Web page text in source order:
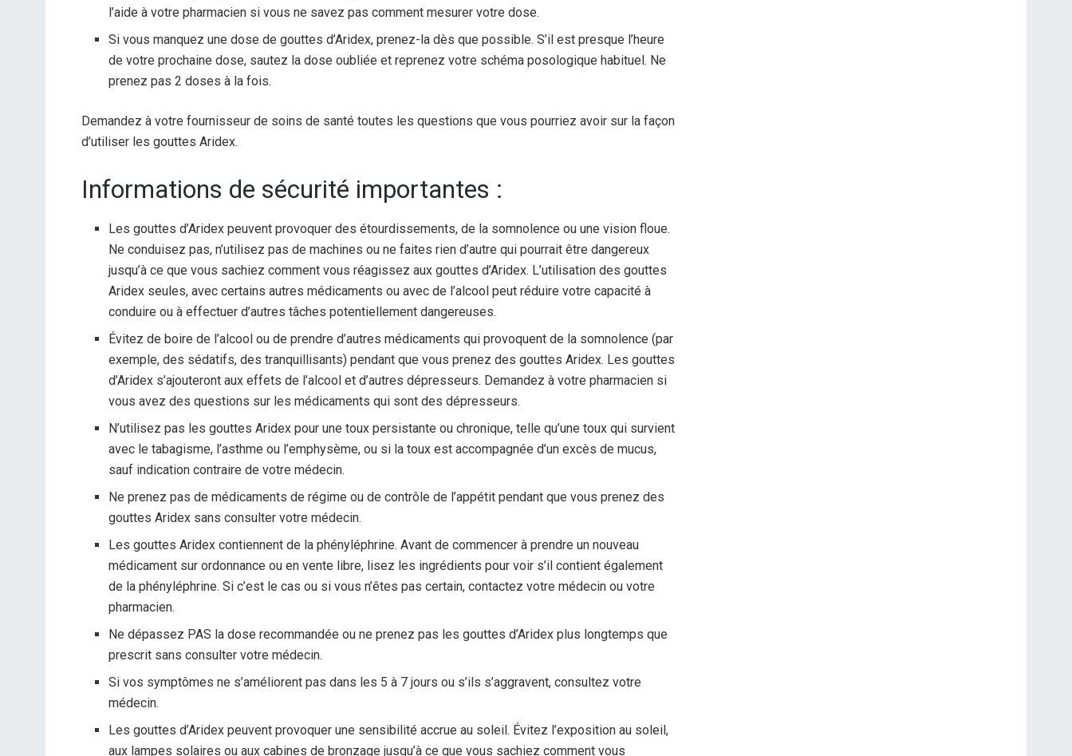
l’aide à votre pharmacien si vous ne savez pas comment mesurer votre dose.
Si vous manquez une dose de gouttes d’Aridex, prenez-la dès que possible. S’il est presque l’heure
de votre prochaine dose, sautez la dose oubliée et reprenez votre schéma posologique habituel. Ne
prenez pas 2 doses à la fois.
Demandez à votre fournisseur de soins de santé toutes les questions que vous pourriez avoir sur la façon
d’utiliser les gouttes Aridex.
Informations de sécurité importantes :
Les gouttes d’Aridex peuvent provoquer des étourdissements, de la somnolence ou une vision floue.
Ne conduisez pas, n’utilisez pas de machines ou ne faites rien d’autre qui pourrait être dangereux
jusqu’à ce que vous sachiez comment vous réagissez aux gouttes d’Aridex. L’utilisation des gouttes
Aridex seules, avec certains autres médicaments ou avec de l’alcool peut réduire votre capacité à
conduire ou à effectuer d’autres tâches potentiellement dangereuses.
Évitez de boire de l’alcool ou de prendre d’autres médicaments qui provoquent de la somnolence (par
exemple, des sédatifs, des tranquillisants) pendant que vous prenez des gouttes Aridex. Les gouttes
d’Aridex s’ajouteront aux effets de l’alcool et d’autres dépresseurs. Demandez à votre pharmacien si
vous avez des questions sur les médicaments qui sont des dépresseurs.
N’utilisez pas les gouttes Aridex pour une toux persistante ou chronique, telle qu’une toux qui survient
avec le tabagisme, l’asthme ou l’emphysème, ou si la toux est accompagnée d’un excès de mucus,
sauf indication contraire de votre médecin.
Ne prenez pas de médicaments de régime ou de contrôle de l’appétit pendant que vous prenez des
gouttes Aridex sans consulter votre médecin.
Les gouttes Aridex contiennent de la phényléphrine. Avant de commencer à prendre un nouveau
médicament sur ordonnance ou en vente libre, lisez les ingrédients pour voir s’il contient également
de la phényléphrine. Si c’est le cas ou si vous n’êtes pas certain, contactez votre médecin ou votre
pharmacien.
Ne dépassez PAS la dose recommandée ou ne prenez pas les gouttes d’Aridex plus longtemps que
prescrit sans consulter votre médecin.
Si vos symptômes ne s’améliorent pas dans les 5 à 7 jours ou s’ils s’aggravent, consultez votre
médecin.
Les gouttes d’Aridex peuvent provoquer une sensibilité accrue au soleil. Évitez l’exposition au soleil,
aux lampes solaires ou aux cabines de bronzage jusqu’à ce que vous sachiez comment vous